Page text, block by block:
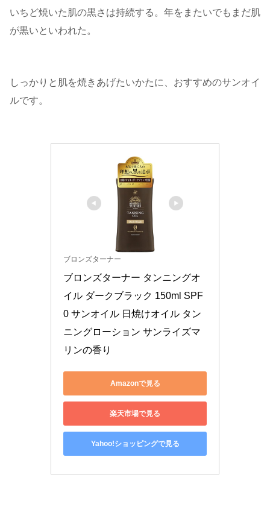
いちど焼いた肌の黒さは持続する。年をまたいでもまだ肌
が黒いといわれた。
しっかりと肌を焼きあげたいかたに、おすすめのサンオイ
ルです。
ブロンズターナー
ブロンズターナー タンニングオ
イル ダークブラック 150ml SPF
0 サンオイル 日焼けオイル タン
ニングローション サンライズマ
リンの香り
Amazonで見る
楽天市場で見る
Yahoo!ショッピングで見る